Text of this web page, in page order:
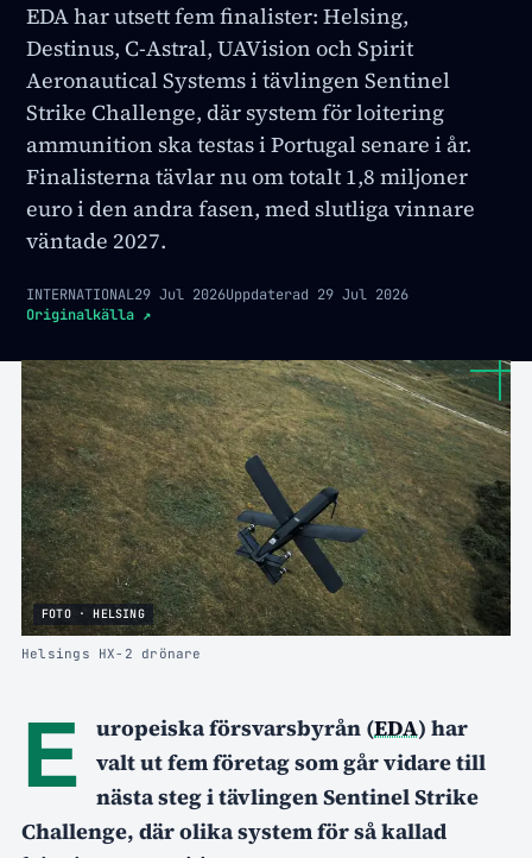
EDA har utsett fem finalister: Helsing,
Destinus, C-Astral, UAVision och Spirit
Aeronautical Systems i tävlingen Sentinel
Strike Challenge, där system för loitering
ammunition ska testas i Portugal senare i år.
Finalisterna tävlar nu om totalt 1,8 miljoner
euro i den andra fasen, med slutliga vinnare
väntade 2027.
INTERNATIONAL29 Jul 2026Uppdaterad 29 Jul 2026
Originalkälla ↗
FOTO · HELSING
Helsings HX-2 drönare
E uropeiska försvarsbyrån (EDA) har
valt ut fem företag som går vidare till
nästa steg i tävlingen Sentinel Strike
Challenge, där olika system för så kallad